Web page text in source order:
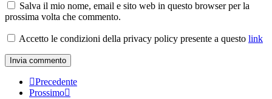
Salva il mio nome, email e sito web in questo browser per la
prossima volta che commento.
Accetto le condizioni della privacy policy presente a questo link
Precedente
Prossimo